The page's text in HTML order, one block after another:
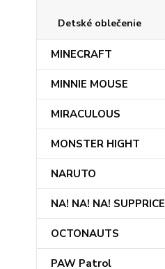
Detské oblečenie
MINECRAFT
MINNIE MOUSE
MIRACULOUS
MONSTER HIGHT
NARUTO
NA! NA! NA! SUPPRICE
OCTONAUTS
PAW Patrol